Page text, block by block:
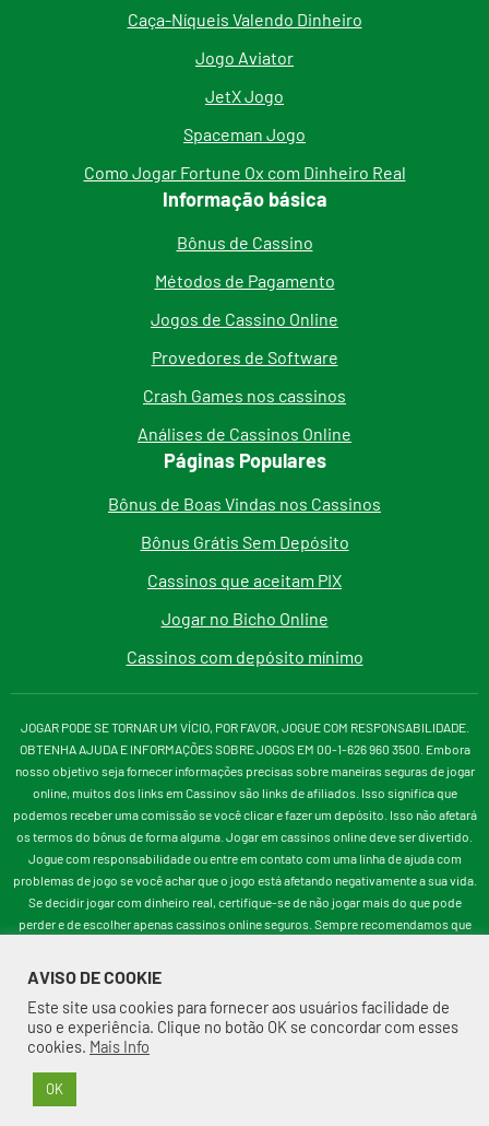
AVISO DE COOKIE
Este site usa cookies para fornecer aos usuários facilidade de
uso e experiência. Clique no botão OK se concordar com esses
cookies. Mais Info
OK
Caça-Níqueis Valendo Dinheiro
Jogo Aviator
JetX Jogo
Spaceman Jogo
Como Jogar Fortune Ox com Dinheiro Real
Informação básica
Bônus de Cassino
Métodos de Pagamento
Jogos de Cassino Online
Provedores de Software
Crash Games nos cassinos
Análises de Cassinos Online
Páginas Populares
Bônus de Boas Vindas nos Cassinos
Bônus Grátis Sem Depósito
Cassinos que aceitam PIX
Jogar no Bicho Online
Cassinos com depósito mínimo
JOGAR PODE SE TORNAR UM VÍCIO, POR FAVOR, JOGUE COM RESPONSABILIDADE.
OBTENHA AJUDA E INFORMAÇÕES SOBRE JOGOS EM 00-1-626 960 3500. Embora
nosso objetivo seja fornecer informações precisas sobre maneiras seguras de jogar
online, muitos dos links em Cassinov são links de afiliados. Isso significa que
podemos receber uma comissão se você clicar e fazer um depósito. Isso não afetará
os termos do bônus de forma alguma. Jogar em cassinos online deve ser divertido.
Jogue com responsabilidade ou entre em contato com uma linha de ajuda com
problemas de jogo se você achar que o jogo está afetando negativamente a sua vida.
Se decidir jogar com dinheiro real, certifique-se de não jogar mais do que pode
perder e de escolher apenas cassinos online seguros. Sempre recomendamos que